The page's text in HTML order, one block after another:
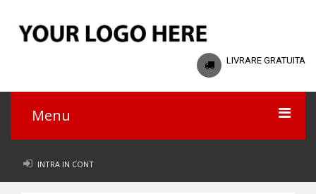
LIVRARE GRATUITA
Menu
Acasa
INTRA IN CONT